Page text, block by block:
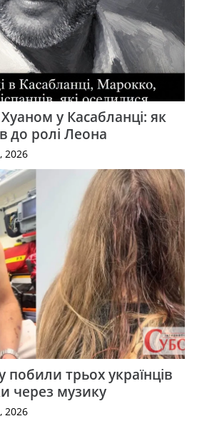
у Касабланці: як
ролі Леона
2026
побили трьох українців
через музику
2026